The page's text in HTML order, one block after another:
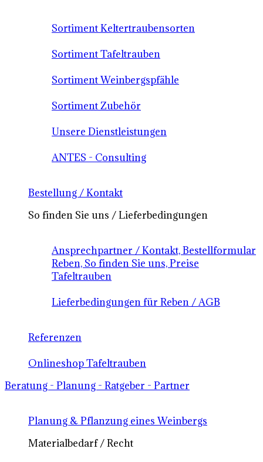
Sortiment Keltertraubensorten
Sortiment Tafeltrauben
Sortiment Weinbergspfähle
Sortiment Zubehör
Unsere Dienstleistungen
ANTES - Consulting
Bestellung / Kontakt
So finden Sie uns / Lieferbedingungen
Ansprechpartner / Kontakt, Bestellformular
Reben, So finden Sie uns, Preise
Tafeltrauben
Lieferbedingungen für Reben / AGB
Referenzen
Onlineshop Tafeltrauben
Beratung - Planung - Ratgeber - Partner
Planung & Pflanzung eines Weinbergs
Materialbedarf / Recht